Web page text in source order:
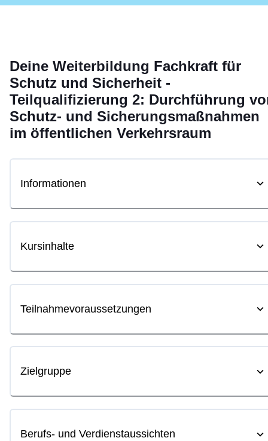
Deine Weiterbildung Fachkraft für
Schutz und Sicherheit -
Teilqualifizierung 2: Durchführung
Schutz- und Sicherungsmaßnahmen
im öffentlichen Verkehrsraum
Informationen
Kursinhalte
Teilnahmevoraussetzungen
Zielgruppe
Berufs- und Verdienstaussichten